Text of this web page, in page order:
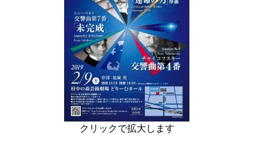
クリックで拡大します